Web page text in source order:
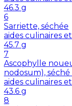
46.3 g
6
Sarriette, séchée
aides culinaires
45.7 g
7
Ascophylle
nodosum),
aides culinaires
43.6 g
8